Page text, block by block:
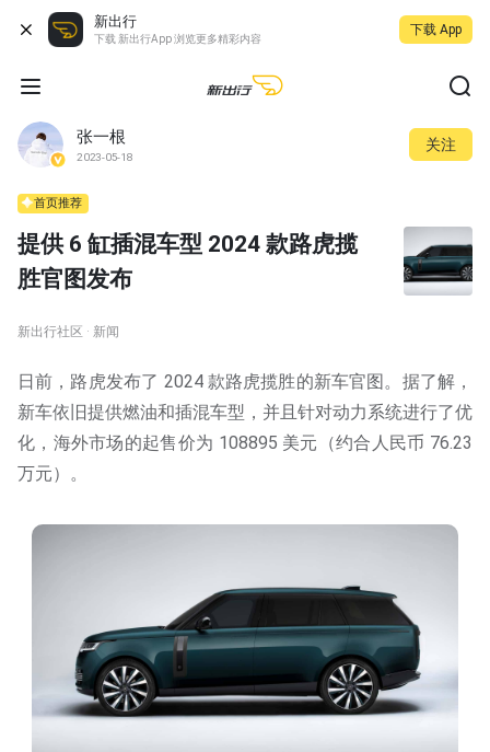
新出行
下载 新出行App 浏览更多精彩内容
下载 App
张一根
2023-05-18
关注
首页推荐
提供 6 缸插混车型 2024 款路虎揽
胜官图发布
新出行社区 · 新闻
日前，路虎发布了 2024 款路虎揽胜的新车官图。据了解，
新车依旧提供燃油和插混车型，并且针对动力系统进行了优
化，海外市场的起售价为 108895 美元（约合人民币 76.23
万元）。